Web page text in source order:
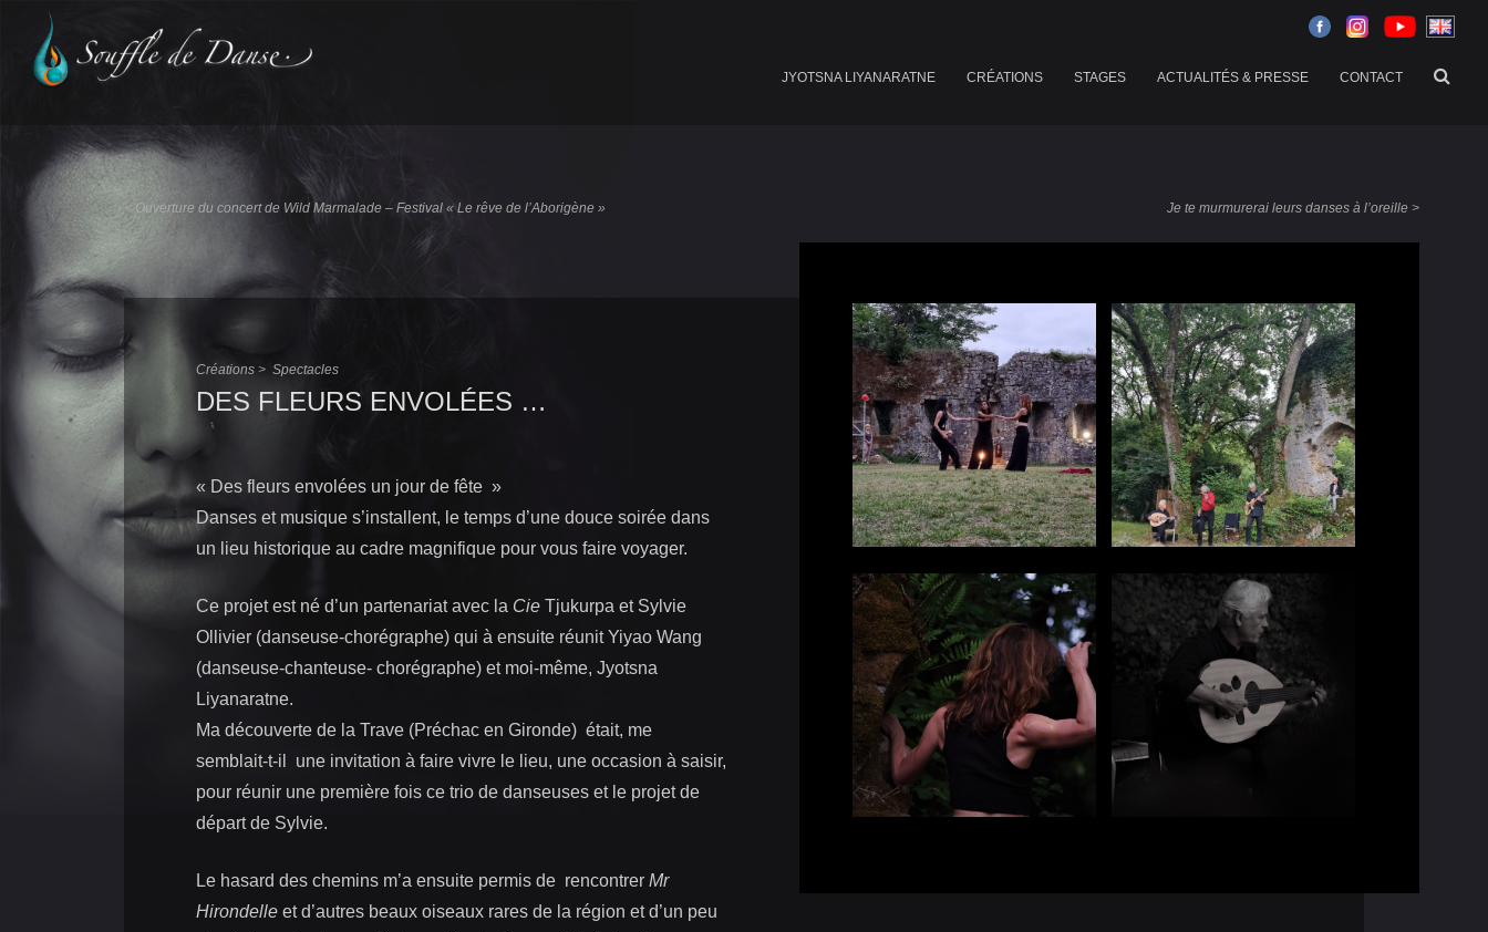
contenu
JYOTSNA LIYANARATNE CRÉATIONS STAGES ACTUALITÉS & PRESSE CONTACT
< Ouverture du concert de Wild Marmalade – Festival « Le rêve de l’Aborigène » Je te murmurerai leurs danses à l’oreille >
Créations > Spectacles
DES FLEURS ENVOLÉES …
« Des fleurs envolées un jour de fête »
Danses et musique s’installent, le temps d’une douce soirée dans
un lieu historique au cadre magnifique pour vous faire voyager.
Ce projet est né d’un partenariat avec la Cie Tjukurpa et Sylvie
Ollivier (danseuse-chorégraphe) qui à ensuite réunit Yiyao Wang
(danseuse-chanteuse- chorégraphe) et moi-même, Jyotsna
Liyanaratne.
Ma découverte de la Trave (Préchac en Gironde) était, me
semblait-t-il une invitation à faire vivre le lieu, une occasion à saisir,
pour réunir une première fois ce trio de danseuses et le projet de
départ de Sylvie.
Le hasard des chemins m’a ensuite permis de rencontrer Mr
Hirondelle et d’autres beaux oiseaux rares de la région et d’un peu